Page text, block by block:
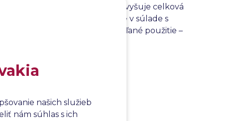
neskôr v procese, čím sa zvyšuje celková
že implementácia je v súlade s
alebo jeho zamýšľané použitie –
našich služieb
nám súhlas s ich